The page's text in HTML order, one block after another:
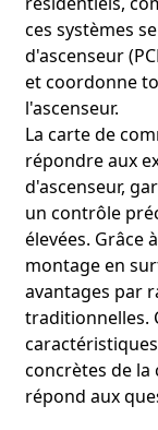
ces systèmes
d'ascenseur
et coordonne
l'ascenseur.
La carte de
répondre aux
d'ascenseur,
un contrôle
élevées. Grâce
montage en
avantages par
traditionnelles.
concrètes de la
répond aux
Dans le domaine
contrôle
l'évolution
connectés, les
sont de plus en
de conversion
HDI TR assure
appareils,
Dans les
distribution de
la tension et le
scénarios
énergétique
haut niveau
conception
légers. Dans les
fonctions de